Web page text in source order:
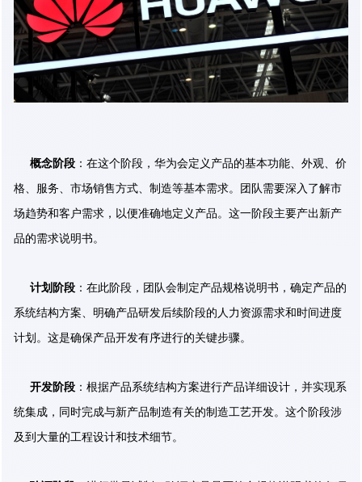
概念阶段 ：在这个阶段，华为会定义产品的基本功能、外观、价
格、服务、市场销售方式、制造等基本需求。团队需要深入了解市
场趋势和客户需求，以便准确地定义产品。这一阶段主要产出新产
品的需求说明书。
计划阶段 ：在此阶段，团队会制定产品规格说明书，确定产品的
系统结构方案、明确产品研发后续阶段的人力资源需求和时间进度
计划。这是确保产品开发有序进行的关键步骤。
开发阶段 ：根据产品系统结构方案进行产品详细设计，并实现系
统集成，同时完成与新产品制造有关的制造工艺开发。这个阶段涉
及到大量的工程设计和技术细节。